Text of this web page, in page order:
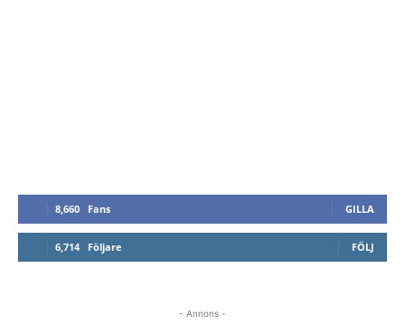
8,660 Fans GILLA
6,714 Följare FÖLJ
- Annons -